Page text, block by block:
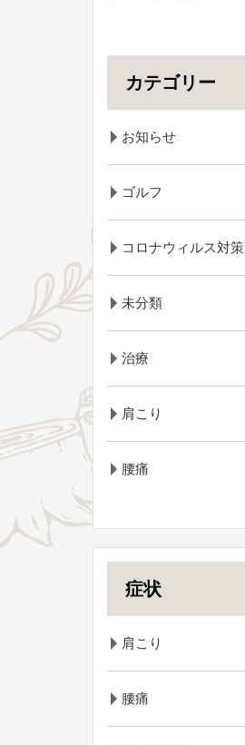
カテゴリー
お知らせ
ゴルフ
コロナウィルス対策
未分類
治療
肩こり
腰痛
症状
肩こり
腰痛